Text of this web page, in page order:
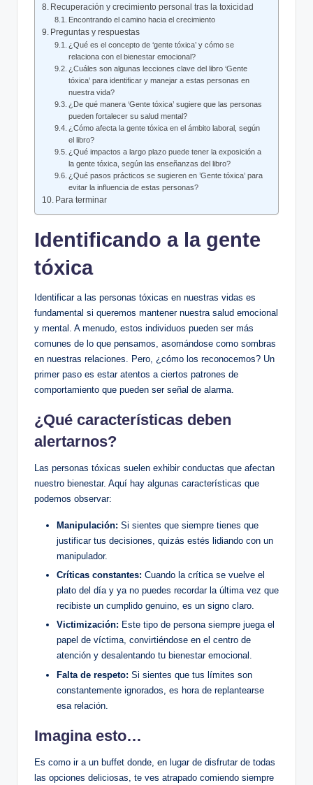
Recuperación ⁢y crecimiento personal tras‌ la toxicidad
Encontrando⁣ el camino hacia el crecimiento
Preguntas ‍y respuestas
¿Qué es el ‌concepto de ‘gente tóxica’ y cómo se​
relaciona con ‍el bienestar emocional?
¿Cuáles son algunas lecciones clave del libro ‘Gente
tóxica’ para identificar y manejar a estas personas ‌en
nuestra vida?
¿De qué ⁣manera ‘Gente tóxica’ sugiere que las⁢ personas
pueden fortalecer su salud mental?
¿Cómo afecta la gente⁢ tóxica en el ámbito laboral, según
el libro?
¿Qué impactos a largo plazo puede⁤ tener la⁣ exposición a
‍la gente tóxica, según las enseñanzas del​ libro?
¿Qué pasos prácticos ‍se sugieren en ⁣’Gente tóxica’ para
evitar ​la influencia‌ de estas personas?
Para⁣ terminar
Identificando ‍a la gente
tóxica
Identificar a las ⁣personas tóxicas en ‌nuestras vidas es‍
fundamental‌ si queremos mantener⁣ nuestra salud emocional
y mental. ‍A menudo, estos individuos pueden ser más
comunes de lo que ⁤pensamos, asomándose como sombras
en nuestras relaciones. ​Pero, ¿cómo los reconocemos? ‌Un
primer ​paso es estar atentos a⁢ ciertos patrones‌ de
comportamiento que pueden ser señal ⁣de alarma.
¿Qué características deben
alertarnos?
Las personas tóxicas suelen⁢ exhibir​ conductas‌ que afectan
nuestro bienestar. Aquí hay algunas ⁢características que
⁢podemos observar:
Manipulación: Si sientes‍ que siempre tienes que​
justificar tus decisiones, ⁣quizás estés lidiando con un
manipulador.
Críticas constantes: Cuando la crítica se vuelve​ el
plato⁤ del día y ya no ‌puedes recordar la última vez que
⁢recibiste ‌un cumplido genuino, es un⁣ signo claro.
Victimización: Este tipo de persona‍ siempre juega el
papel de víctima, convirtiéndose en el centro de
atención y desalentando tu bienestar emocional.
Falta de respeto: Si sientes que⁣ tus límites⁤ son
constantemente ignorados, es hora de replantearse⁢
esa relación.
Imagina esto…
Es como ir⁢ a⁤ un buffet donde,⁣ en lugar⁢ de disfrutar de todas
las opciones deliciosas, te ⁣ves atrapado comiendo siempre